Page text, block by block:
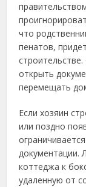
что
пенатов,
открыть
перемещать
Если хозяин
или поздно
документации.
коттеджа к
удаленную от